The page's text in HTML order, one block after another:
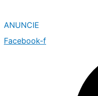
ANUNCIE
Facebook-f